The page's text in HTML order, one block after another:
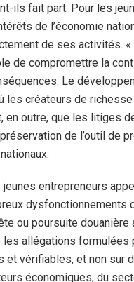
ils fait part. Pour les
de l’économie
de ses activités. «
de compromettre la
Le
les créateurs de
outre, que les litiges
de l’outil de
entrepreneurs
dysfonctionnements
ou poursuite douanière
allégations formulées
vérifiables, et non sur
économiques, du